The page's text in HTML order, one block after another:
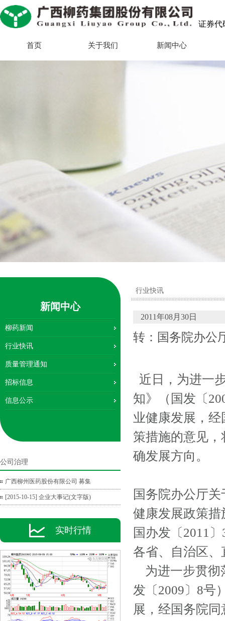
证券代
首页 关于我们 新闻中心
新闻中心
柳药新闻
行业快讯
质量管理通知
招标信息
信息公示
公司治理
广西柳州医药股份有限公司 募集
[2015-10-15] 企业大事记(文字版)
实时行情
行业快讯
2011年08月30日
转：国务院办公
近日，为进一
知》（国发〔
业健康发展，
策措施的意见
确发展方向。
国务院办公厅
健康发展政策措
国办发〔2011
各省、自治区
为进一步贯彻
发〔2009〕8号
展，经国务院